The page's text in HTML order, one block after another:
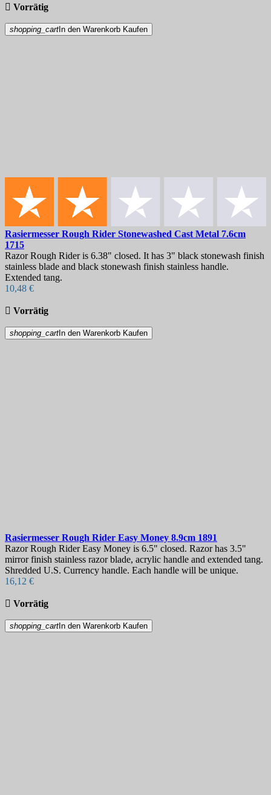
 Vorrätig
shopping_cart In den Warenkorb Kaufen
Rasiermesser Rough Rider Stonewashed Cast Metal 7.6cm
1715
Razor Rough Rider is 6.38" closed. It has 3" black stonewash finish
stainless blade and black stonewash finish stainless handle.
Extended tang.
10,48 €
 Vorrätig
shopping_cart In den Warenkorb Kaufen
Rasiermesser Rough Rider Easy Money 8.9cm 1891
Razor Rough Rider Easy Money is 6.5" closed. Razor has 3.5"
mirror finish stainless razor blade, acrylic handle and extended tang.
Shredded U.S. Currency handle. Each handle will be unique.
16,12 €
 Vorrätig
shopping_cart In den Warenkorb Kaufen